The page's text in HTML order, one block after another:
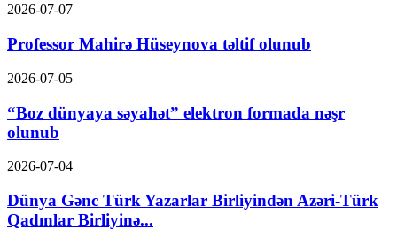
2026-07-07
Professor Mahirə Hüseynova təltif olunub
2026-07-05
“Boz dünyaya səyahət” elektron formada nəşr
olunub
2026-07-04
Dünya Gənc Türk Yazarlar Birliyindən Azəri-Türk
Qadınlar Birliyinə...